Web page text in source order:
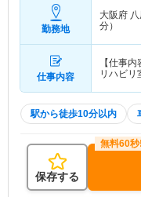
勤務地
大阪府
分）
仕事内容
【仕事
駅から徒歩10分以内
保存する